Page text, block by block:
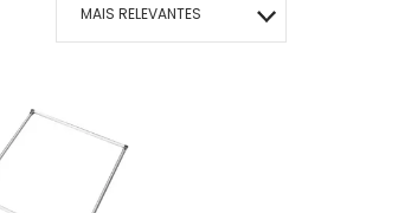
MAIS RELEVANTES
MENOR PREÇO
MAIOR PREÇO